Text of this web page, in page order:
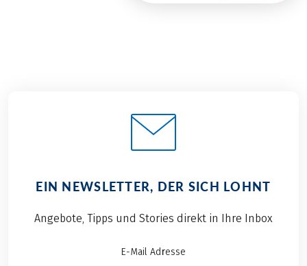
EIN NEWSLETTER, DER SICH LOHNT
Angebote, Tipps und Stories direkt in Ihre Inbox
E-Mail Adresse